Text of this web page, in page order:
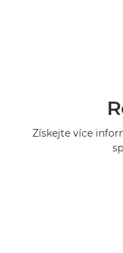
Získejte více